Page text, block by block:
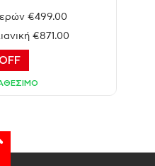
€499.00
€871.00